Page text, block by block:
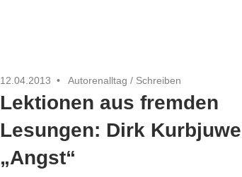
12.04.2013 Autorenalltag / Schreiben
Lektionen aus fremden
Lesungen: Dirk
„Angst“